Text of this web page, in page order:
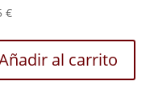
€
al carrito